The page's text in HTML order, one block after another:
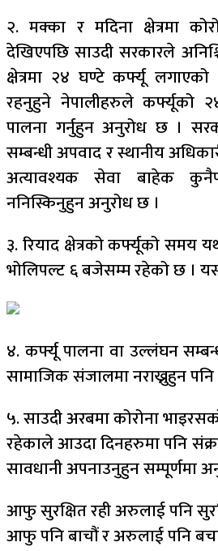
२. मक्का र मदिना क्षेत्रमा
देखिएपछि साउदी सरकारले
क्षेत्रमा २४ घण्टे कर्फ्यू
रहनुहुने नेपालीहरुले कर्फ्यूको
पालना गर्नुहुन अनुरोध छ ।
सम्बन्धी अपवाद र स्थानीय
अत्यावश्यक सेवा बाहेक
ननिस्किनुहुन अनुरोध छ ।
३. रियाद क्षेत्रको कर्फ्यूको समय
भोलिपल्ट ६ बजेसम्म रहेको छ ।
४. कर्फ्यू पालना वा उल्लंघन
सामाजिक संजालमा नराख्नुहुन
५. साउदी अरबमा कोरोना
रहेकाले आउदा दिनहरुमा पनि
सावधानी अपनाउनुहुन सम्पूर्णमा
आफु सुरक्षित रही अरुलाई पनि
आफु पनि बाचौं र अरुलाई पनि